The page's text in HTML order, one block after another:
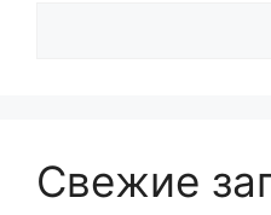
Свежие